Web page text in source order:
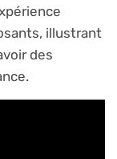
illustrant
des